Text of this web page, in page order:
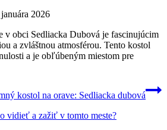
2026
v obci Sedliacka Dubová je fascinujúcim
a zvláštnou atmosférou. Tento kostol
a je obľúbeným miestom pre
kostol na orave: Sedliacka dubová